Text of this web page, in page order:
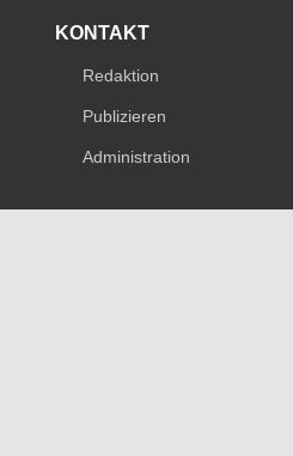
KONTAKT
Redaktion
Publizieren
Administration